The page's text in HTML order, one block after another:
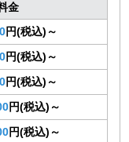
金
円(税込)～
円(税込)～
円(税込)～
円(税込)～
円(税込)～